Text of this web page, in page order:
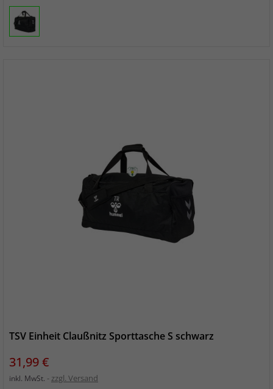
TSV Einheit Claußnitz Sporttasche S schwarz
Preis
31,99 €
inkl. MwSt. zzgl. Versand